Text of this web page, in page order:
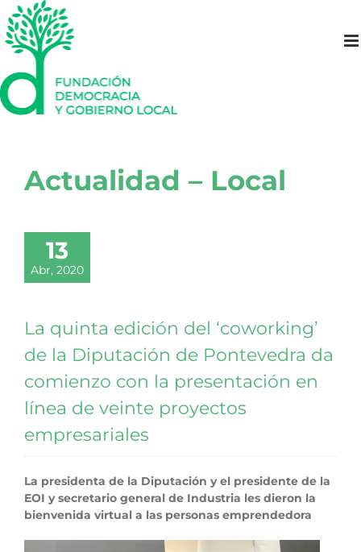
Saltar
al
contenido
Actualidad – Local
13
Abr, 2020
La quinta edición del ‘coworking’
de la Diputación de Pontevedra da
comienzo con la presentación en
línea de veinte proyectos
empresariales
La presidenta de la Diputación y el presidente de la
EOI y secretario general de Industria les dieron la
bienvenida virtual a las personas emprendedora